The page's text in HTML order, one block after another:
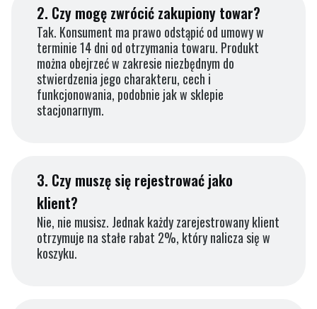
2. Czy mogę zwrócić zakupiony towar?
Tak. Konsument ma prawo odstąpić od umowy w
terminie 14 dni od otrzymania towaru. Produkt
można obejrzeć w zakresie niezbędnym do
stwierdzenia jego charakteru, cech i
funkcjonowania, podobnie jak w sklepie
stacjonarnym.
3. Czy muszę się rejestrować jako
klient?
Nie, nie musisz. Jednak każdy zarejestrowany klient
otrzymuje na stałe rabat 2%, który nalicza się w
koszyku.